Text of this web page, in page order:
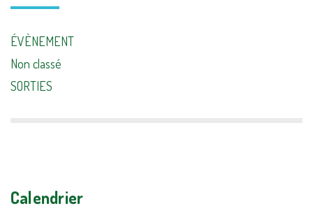
ÉVÈNEMENT
Non classé
SORTIES
Calendrier